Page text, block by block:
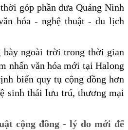
góp phần đưa Quảng Ninh
hóa - nghệ thuật - du lịch
ngoài trời trong thời gian
nhấn văn hóa mới tại Halong
biển quy tụ cộng đồng hơn
sinh thái lưu trú, thương mại
cộng đồng - lý do mới để